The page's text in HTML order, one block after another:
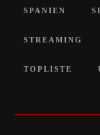
SPANIEN
STREAMING
TOPLISTE